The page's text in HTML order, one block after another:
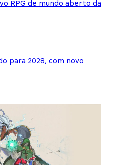
RPG de mundo aberto da
para 2028, com novo